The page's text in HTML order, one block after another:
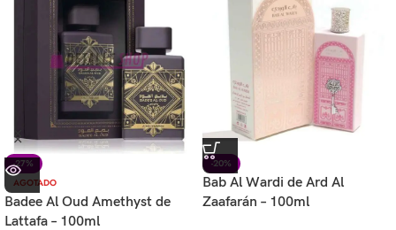
-27%
AGOTADO
Badee Al Oud Amethyst de
Lattafa – 100ml
-20%
Bab Al Wardi de Ard Al
Zaafarán – 100ml